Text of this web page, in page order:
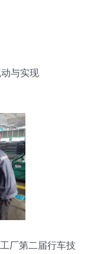
与实现
厂第二届行车技